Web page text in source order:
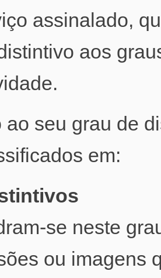
assinalado,
aos
ao seu grau de
em:
se neste
ou imagens